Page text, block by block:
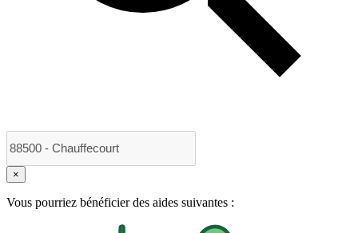
×
Vous pourriez bénéficier des aides suivantes :